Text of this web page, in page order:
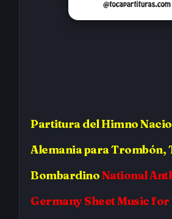
Partituradel Himno
Alemaniapara Trombón,
BombardinoNational
GermanySheet Music